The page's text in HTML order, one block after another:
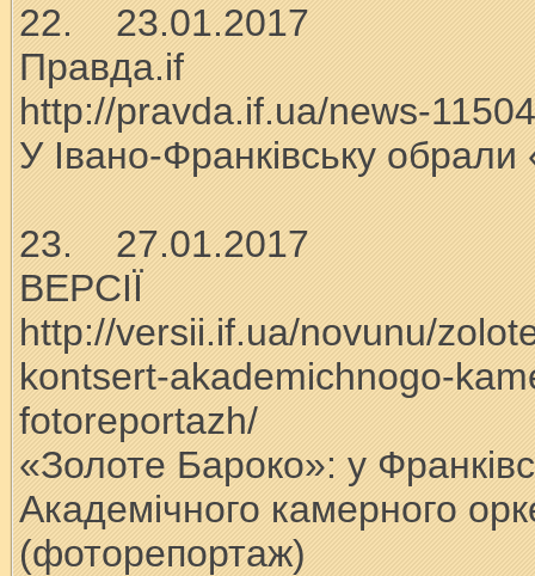
22. 23.01.2017
Правда.if
http://pravda.if.ua/news-
У Івано-Франківську
23. 27.01.2017
ВЕРСІЇ
http://versii.if.ua/novunu/
kontsert-akademichnogo-
fotoreportazh/
«Золоте Бароко»: у
Академічного камерного
(фоторепортаж)